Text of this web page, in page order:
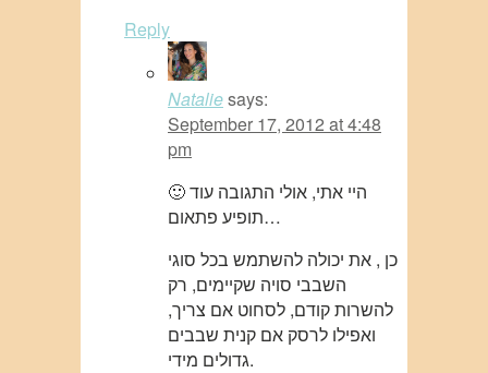
Reply
Nataliesays:
September 17, 2012 at 4:48
pm
🙂 היי אתי, אולי התגובה עוד
תופיע פתאום…
כן , את יכולה להשתמש בכל סוגי
השבבי סויה שקיימים, רק
להשרות קודם, לסחוט אם צריך,
ואפילו לרסק אם קנית שבבים
גדולים מידי.